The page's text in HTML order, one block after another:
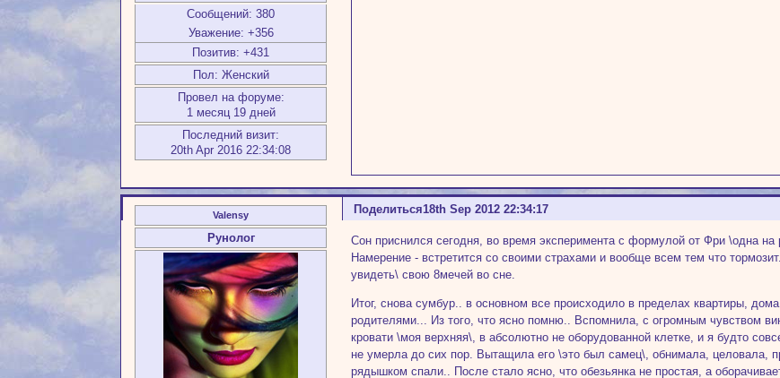
Сообщений: 380
Уважение: +356
Позитив: +431
Пол: Женский
Провел на форуме:
1 месяц 19 дней
Последний визит:
20th Apr 2016 22:34:08
Поделиться18th Sep 2012 22:34:17
Valensy
Рунолог
Сон приснился сегодня, во время эксперимента с формулой от Фри \одна
Намерение - встретится со своими страхами и вообще всем тем что
увидеть\ свою 8мечей во сне.
Итог, снова сумбур.. в основном все происходило в пределах квартиры,
родителями... Из того, что ясно помню.. Вспомнила, с огромным чувством
кровати \моя верхняя\, в абсолютно не оборудованной клетке, и я будто
не умерла до сих пор. Вытащила его \это был самец\, обнимала, целовала,
рядышком спали.. После стало ясно, что обезьянка не простая, а